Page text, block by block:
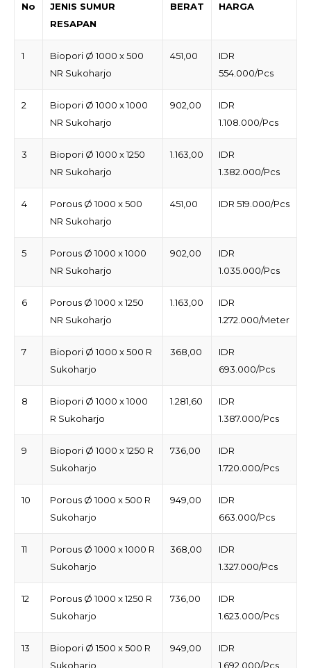
No
JENIS SUMUR
RESAPAN
BERAT HARGA
1
Biopori Ø 1000 x 500
NR Sukoharjo
451,00
IDR
554.000/Pcs
2
Biopori Ø 1000 x 1000
NR Sukoharjo
902,00
IDR
1.108.000/Pcs
3
Biopori Ø 1000 x 1250
NR Sukoharjo
1.163,00
IDR
1.382.000/Pcs
4
Porous Ø 1000 x 500
NR Sukoharjo
451,00 IDR 519.000/Pcs
5
Porous Ø 1000 x 1000
NR Sukoharjo
902,00
IDR
1.035.000/Pcs
6
Porous Ø 1000 x 1250
NR Sukoharjo
1.163,00
IDR
1.272.000/Meter
7
Biopori Ø 1000 x 500 R
Sukoharjo
368,00
IDR
693.000/Pcs
8
Biopori Ø 1000 x 1000
R Sukoharjo
1.281,60
IDR
1.387.000/Pcs
9
Biopori Ø 1000 x 1250 R
Sukoharjo
736,00
IDR
1.720.000/Pcs
10
Porous Ø 1000 x 500 R
Sukoharjo
949,00
IDR
663.000/Pcs
11
Porous Ø 1000 x 1000 R
Sukoharjo
368,00
IDR
1.327.000/Pcs
12
Porous Ø 1000 x 1250 R
Sukoharjo
736,00
IDR
1.623.000/Pcs
13
Biopori Ø 1500 x 500 R
Sukoharjo
949,00
IDR
1.692.000/Pcs